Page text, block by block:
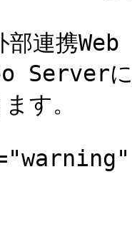
連携Web
Server
す。